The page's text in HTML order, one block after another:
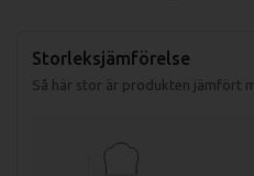
Storleksjämförelse
Så här stor är produkten jämfört